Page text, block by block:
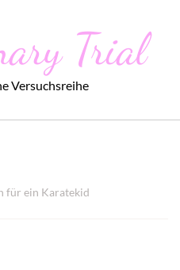
Trial
Versuchsreihe
für ein Karatekid